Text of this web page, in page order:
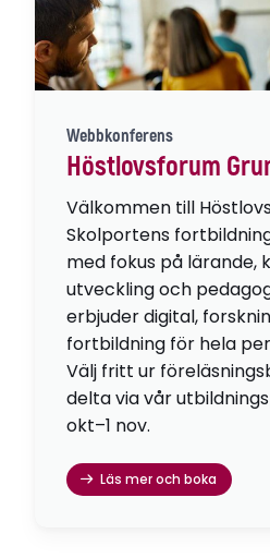
Webbkonferens
Höstlovsforum
Välkommen till
Skolportens
med fokus på lärande,
utveckling och
erbjuder digital,
fortbildning för hela
Välj fritt ur
delta via vår
okt–1 nov.
Läs mer och boka